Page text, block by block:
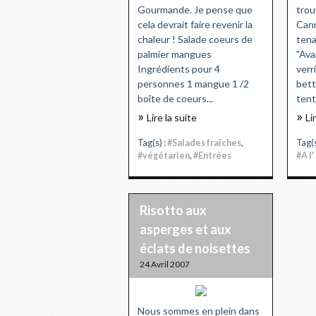
Gourmande. Je pense que
cela devrait faire revenir la
chaleur ! Salade coeurs de
palmier mangues
Ingrédients pour 4
personnes 1 mangue 1 /2
boîte de coeurs...
Lire la suite
Tag(s) :#Salades fraîches,
#végétarien, #Entrées
#A
Risotto aux
asperges et aux
éclats de noisettes
24 Avril 2007
Nous sommes en plein dans